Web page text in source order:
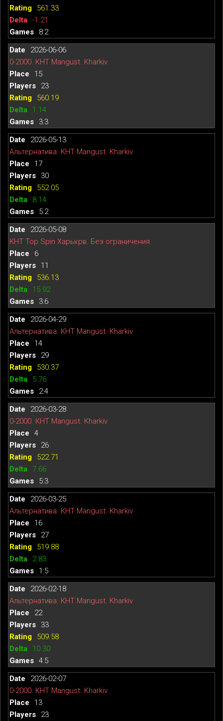
561.33
-1.21
8:2
2026-06-06
0-2000. КНТ Mangust. Kharkiv
15
23
560.19
1.14
3:3
2026-05-13
Альтернатива. КНТ Mangust. Kharkiv
17
30
552.05
8.14
5:2
2026-05-08
КНТ Top Spin Харькрв. Без ограничения.
6
11
536.13
15.92
3:6
2026-04-29
Альтернатива. КНТ Mangust. Kharkiv
14
29
530.37
5.76
2:4
2026-03-28
0-2000. КНТ Mangust. Kharkiv
4
26
522.71
7.66
5:3
2026-03-25
Альтернатива. КНТ Mangust. Kharkiv
16
27
519.88
2.83
1:5
2026-02-18
Альтернатива. КНТ Mangust. Kharkiv
22
33
509.58
10.30
4:5
2026-02-07
0-2000. КНТ Mangust. Kharkiv
13
23